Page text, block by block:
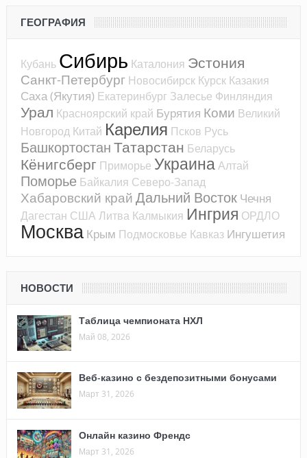
ГЕОГРАФИЯ
Кубань Сибирь Каталония Эстония
Санкт-Петербург Новосибирск Курск Казакия
Саха (Якутия) Екатеринбург Залесье Финляндия
Урал Красноярский край Бурятия Коми Великий
Новгород Китай Карелия Псков Русь
БашкортостанТатарстан Беларусь
Кёнигсберг Приморье УкраинаАлтай
Поморье Байкалия Северо-Запад
Хабаровский край Дальний Восток Чечня
Дагестан США Литва Калмыкия Ингрия ОРДЛО
Москва Крым Подмосковье Кавказ Ингушетия
НОВОСТИ
Таблица чемпионата НХЛ
Май 08, 2026
Веб-казино с бездепозитными бонусами
Март 31, 2026
Онлайн казино Френдс
Март 31, 2026